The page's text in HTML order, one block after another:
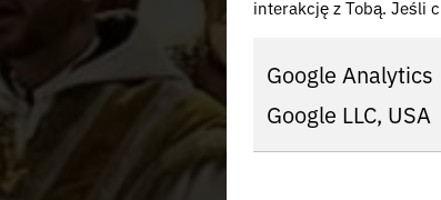
interakcję z Tobą. Jeśli
Google Analytics
Google LLC, USA